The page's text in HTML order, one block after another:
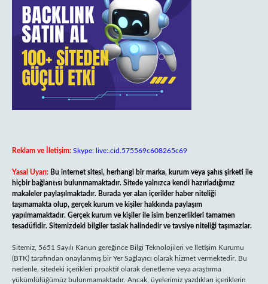
Reklam ve İletişim: Skype: live:.cid.575569c608265c69
Yasal Uyarı: Bu internet sitesi, herhangi bir marka, kurum veya şahıs şirketi ile
hiçbir bağlantısı bulunmamaktadır. Sitede yalnızca kendi hazırladığımız
makaleler paylaşılmaktadır. Burada yer alan içerikler haber niteliği
taşımamakta olup, gerçek kurum ve kişiler hakkında paylaşım
yapılmamaktadır. Gerçek kurum ve kişiler ile isim benzerlikleri tamamen
tesadüfidir. Sitemizdeki bilgiler taslak halindedir ve tavsiye niteliği taşımazlar.
Sitemiz, 5651 Sayılı Kanun gereğince Bilgi Teknolojileri ve İletişim Kurumu
(BTK) tarafından onaylanmış bir Yer Sağlayıcı olarak hizmet vermektedir. Bu
nedenle, sitedeki içerikleri proaktif olarak denetleme veya araştırma
yükümlülüğümüz bulunmamaktadır. Ancak, üyelerimiz yazdıkları içeriklerin